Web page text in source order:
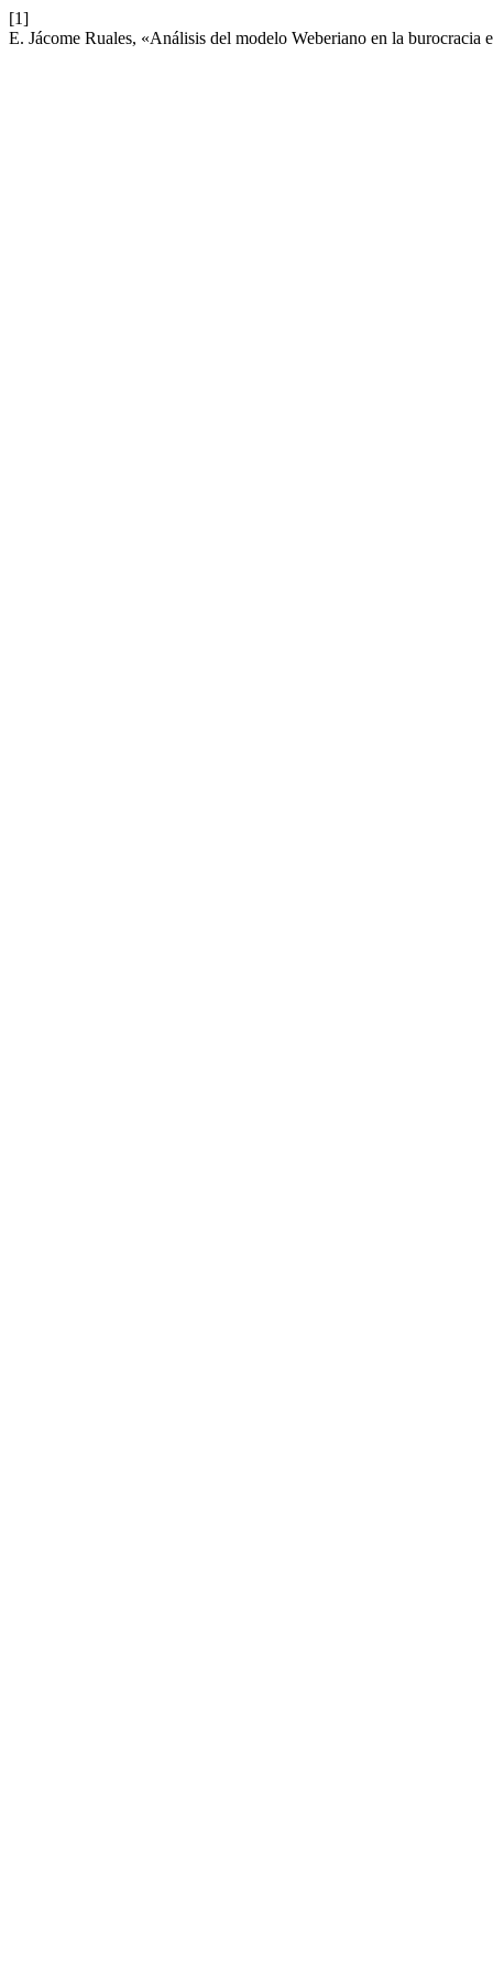
[1]
E. Jácome Ruales, «Análisis del modelo Weberiano en la burocracia